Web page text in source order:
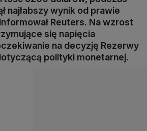
najłabszy wynik od prawie
Reuters. Na wzrost
się napięcia
na decyzję Rezerwy
polityki monetarnej.